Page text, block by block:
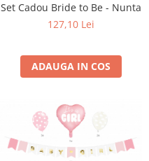
Set Cadou Bride to Be - Nunta
127,10 Lei
ADAUGA IN COS